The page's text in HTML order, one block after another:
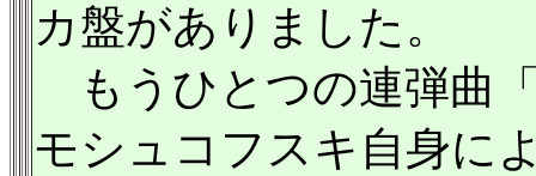
カ盤がありました。
もうひとつの連弾曲
モシュコフスキ自身に